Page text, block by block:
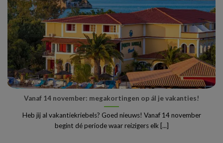
Vanaf 14 november: megakortingen op ál je vakanties!
Heb jij al vakantiekriebels? Goed nieuws! Vanaf 14 november
begint dé periode waar reizigers elk [...]